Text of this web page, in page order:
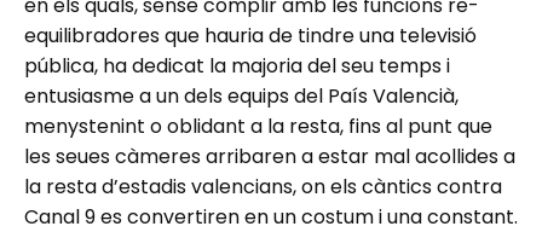
equilibradores que hauria de tindre una televisió
pública, ha dedicat la majoria del seu temps i
entusiasme a un dels equips del País Valencià,
menystenint o oblidant a la resta, fins al punt que
les seues càmeres arribaren a estar mal acollides a
la resta d’estadis valencians, on els càntics contra
Canal 9 es convertiren en un costum i una constant.